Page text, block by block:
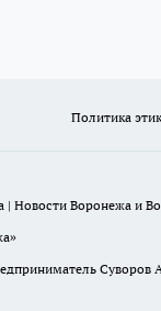
Политика
Новости Воронежа и
Суворов